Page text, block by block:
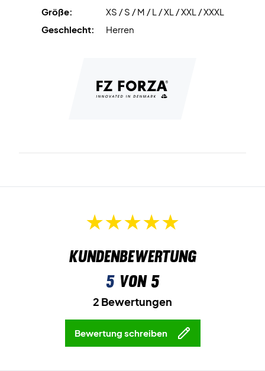
Größe:
XS / S / M / L / XL / XXL / XXXL
Geschlecht:
Herren
Kundenbewertung
5von 5
2 Bewertungen
Bewertung schreiben